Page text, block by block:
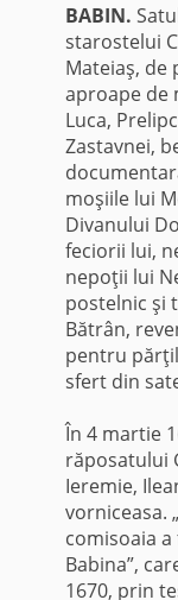
BABIN.
starostelui
Mateiaş, de
aproape de
Luca,
Zastavnei,
moşiile lui
Divanului
feciorii lui,
nepoţii lui
postelnic şi
Bătrân,
pentru
sfert din
În 4 martie
răposatului
Ieremie,
vorniceasa.
comisoaia
Babina”,
1670, prin